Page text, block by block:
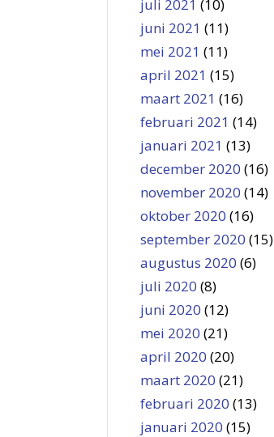
juli 2021 (10)
juni 2021 (11)
mei 2021 (11)
april 2021 (15)
maart 2021 (16)
februari 2021 (14)
januari 2021 (13)
december 2020 (16)
november 2020 (14)
oktober 2020 (16)
september 2020 (15)
augustus 2020 (6)
juli 2020 (8)
juni 2020 (12)
mei 2020 (21)
april 2020 (20)
maart 2020 (21)
februari 2020 (13)
januari 2020 (15)